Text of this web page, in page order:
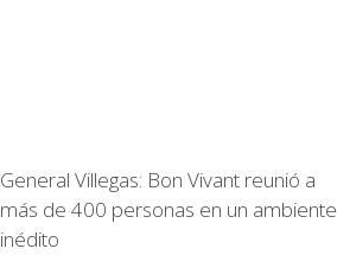
General Villegas: Bon Vivant reunió a
más de 400 personas en un ambiente
inédito